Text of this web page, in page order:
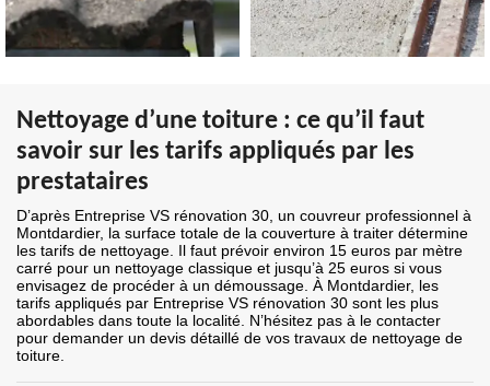
Nettoyage d’une toiture : ce qu’il faut
savoir sur les tarifs appliqués par les
prestataires
D’après Entreprise VS rénovation 30, un couvreur professionnel à
Montdardier, la surface totale de la couverture à traiter détermine
les tarifs de nettoyage. Il faut prévoir environ 15 euros par mètre
carré pour un nettoyage classique et jusqu’à 25 euros si vous
envisagez de procéder à un démoussage. À Montdardier, les
tarifs appliqués par Entreprise VS rénovation 30 sont les plus
abordables dans toute la localité. N’hésitez pas à le contacter
pour demander un devis détaillé de vos travaux de nettoyage de
toiture.